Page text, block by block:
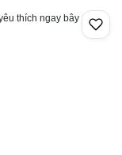
thích ngay bây